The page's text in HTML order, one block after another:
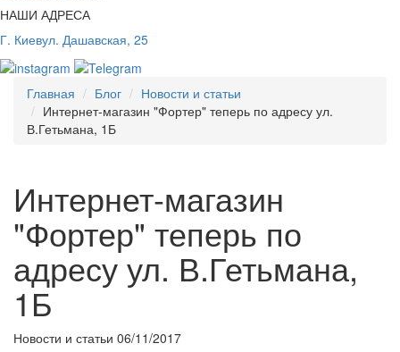
НАШИ АДРЕСА
Г. Киевул. Дашавская, 25
Главная Блог
Новости и статьи
Интернет-магазин "Фортер" теперь по адресу ул.
В.Гетьмана, 1Б
Интернет-магазин
"Фортер" теперь по
адресу ул. В.Гетьмана,
1Б
Новости и статьи 06/11/2017